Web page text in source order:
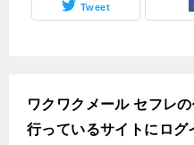
Tweet
ワクワクメール セフレ
行っているサイトにログ